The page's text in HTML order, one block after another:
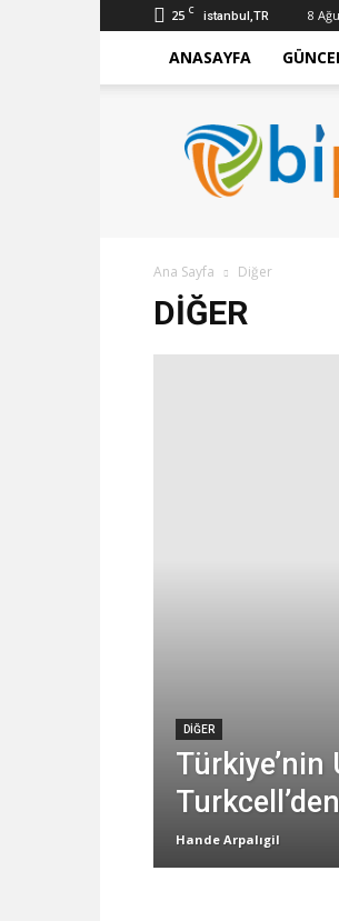
25 C istanbul,TR 8
ANASAYFA
bipago
Ana Sayfa Diğer
DIĞER
DIĞER
Türkiye’nin
Turkcell’den
Hande Arpalıgil